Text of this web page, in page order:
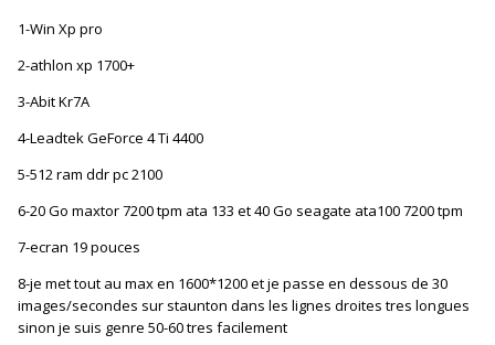
1-Win Xp pro
2-athlon xp 1700+
3-Abit Kr7A
4-Leadtek GeForce 4 Ti 4400
5-512 ram ddr pc 2100
6-20 Go maxtor 7200 tpm ata 133 et 40 Go seagate ata100 7200 tpm
7-ecran 19 pouces
8-je met tout au max en 1600*1200 et je passe en dessous de 30
images/secondes sur staunton dans les lignes droites tres longues
sinon je suis genre 50-60 tres facilement